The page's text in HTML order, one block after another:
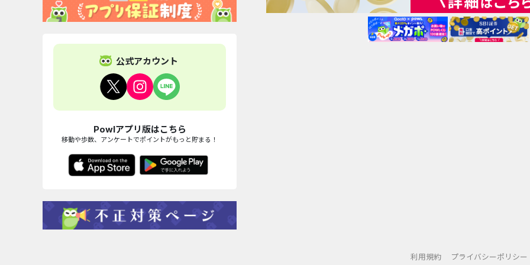
公式アカウント
Powlアプリ版はこちら
移動や歩数、アンケートでポイントがもっと貯まる！
利用規約 プライバシーポリシー